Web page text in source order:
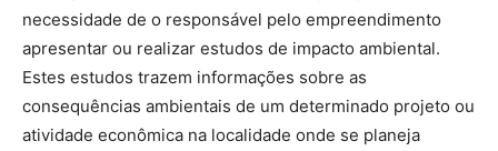
necessidade de o responsável pelo empreendimento
apresentar ou realizar estudos de impacto ambiental.
Estes estudos trazem informações sobre as
consequências ambientais de um determinado projeto ou
atividade econômica na localidade onde se planeja